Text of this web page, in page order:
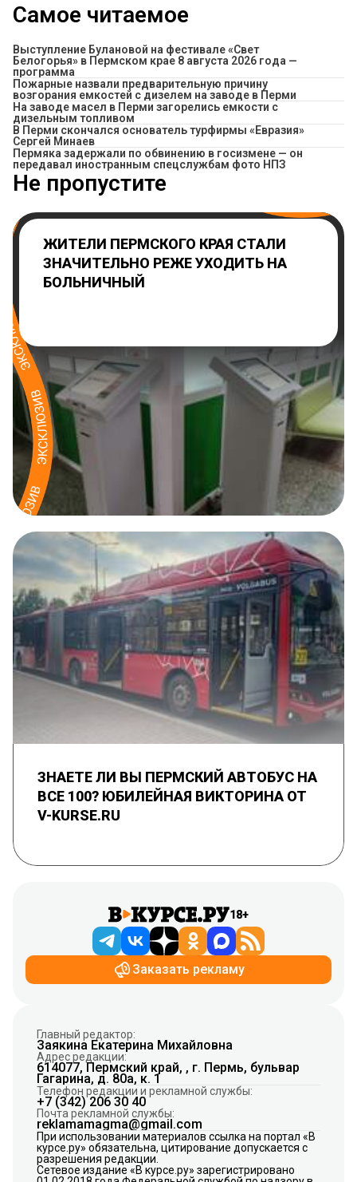
Самое читаемое
Выступление Булановой на фестивале «Свет
Белогорья» в Пермском крае 8 августа 2026 года —
программа
Пожарные назвали предварительную причину
возгорания емкостей с дизелем на заводе в Перми
На заводе масел в Перми загорелись емкости с
дизельным топливом
В Перми скончался основатель турфирмы «Евразия»
Сергей Минаев
Пермяка задержали по обвинению в госизмене — он
передавал иностранным спецслужбам фото НПЗ
Не пропустите
ЖИТЕЛИ ПЕРМСКОГО КРАЯ СТАЛИ
ЗНАЧИТЕЛЬНО РЕЖЕ УХОДИТЬ НА
БОЛЬНИЧНЫЙ
ЗНАЕТЕ ЛИ ВЫ ПЕРМСКИЙ АВТОБУС НА
ВСЕ 100? ЮБИЛЕЙНАЯ ВИКТОРИНА ОТ
V-KURSE.RU
18+
Заказать рекламу
Главный редактор:
Заякина Екатерина Михайловна
Адрес редакции:
614077, Пермский край, , г. Пермь, бульвар
Гагарина, д. 80а, к. 1
Телефон редакции и рекламной службы:
+7 (342) 206 30 40
Почта рекламной службы:
reklamamagma@gmail.com
При использовании материалов ссылка на портал «В
курсе.ру» обязательна, цитирование допускается с
разрешения редакции.
Сетевое издание «В курсе.ру» зарегистрировано